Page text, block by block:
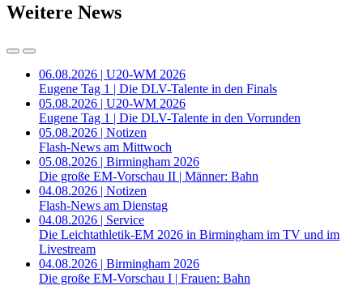
Weitere News
06.08.2026 | U20-WM 2026
Eugene Tag 1 | Die DLV-Talente in den Finals
05.08.2026 | U20-WM 2026
Eugene Tag 1 | Die DLV-Talente in den Vorrunden
05.08.2026 | Notizen
Flash-News am Mittwoch
05.08.2026 | Birmingham 2026
Die große EM-Vorschau II | Männer: Bahn
04.08.2026 | Notizen
Flash-News am Dienstag
04.08.2026 | Service
Die Leichtathletik-EM 2026 in Birmingham im TV und im
Livestream
04.08.2026 | Birmingham 2026
Die große EM-Vorschau I | Frauen: Bahn